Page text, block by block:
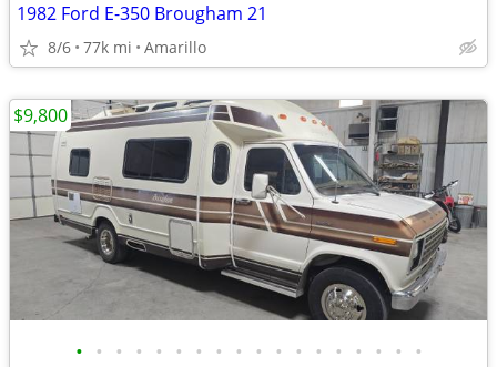
1982 Ford E-350 Brougham 21
8/6 77k mi Amarillo
• • • • • • • • • • • • • • • • • •
$9,800